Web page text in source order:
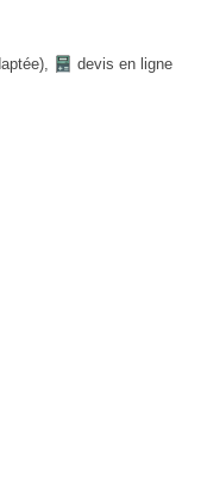
, devis en ligne